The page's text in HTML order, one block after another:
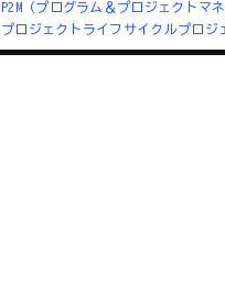
P2M（プログラム＆プロジェクトマ
プロジェクトライフサイクルプロジ